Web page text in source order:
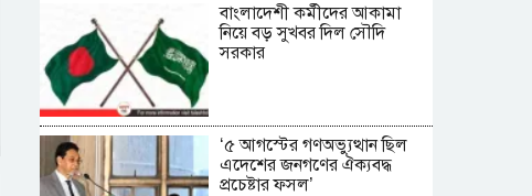
বাংলাদেশী কর্মীদের আকামা
নিয়ে বড় সুখবর দিল সৌদি
সরকার
‘৫ আগস্টের গণঅভ্যুত্থান ছিল
এদেশের জনগণের ঐক্যবদ্ধ
প্রচেষ্টার ফসল’